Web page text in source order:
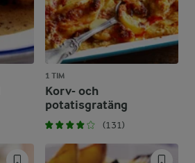
1 TIM
Korv- och
potatisgratäng
(131)